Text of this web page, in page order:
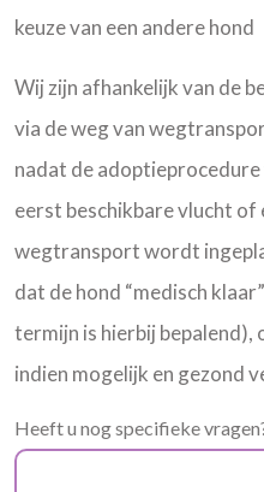
keuze van een andere hond
Wij zijn afhankelijk van de
via de weg van wegtransport. Dat maakt dat de
nadat de
eerst beschikbare vlucht of
wegtransport wordt ingepland. Voorwaarde
dat de hond “medisch
termijn is hierbij
indien mogelijk en gezond
Heeft u nog specifieke